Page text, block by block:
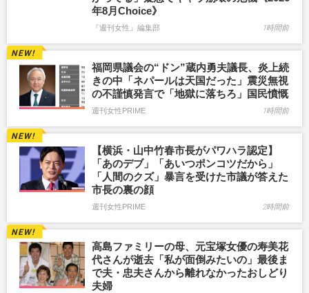
年8月Choice》
『週刊女性』編集部 1時間前
福岡県議会の“ドン”蔵内勇夫議長、炎上続
きの中「ネパールは天国だった」震災無視
の不謹慎発言で「地獄に落ちろ」国民憤慨
週刊女性PRIME 1時間前
【横浜・山中竹春市長がパワハラ認定】
「あのデブ」「あいつポンコツだから」
「人間のクズ」暴言を受けた市議が答えた
市長の裏の顔
週刊女性PRIME 2時間前
高島ファミリーの母、元宝塚女優の寿美花
代さんが逝去「私が面倒みたいの」最後ま
で夫・忠夫さんから離れなかったおしどり
夫婦